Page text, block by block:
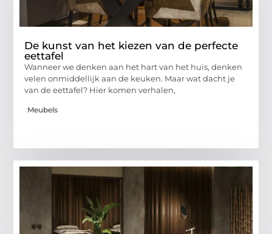
De kunst van het kiezen van de perfecte
eettafel
Wanneer we denken aan het hart van het huis, denken
velen onmiddellijk aan de keuken. Maar wat dacht je
van de eettafel? Hier komen verhalen,
Meubels